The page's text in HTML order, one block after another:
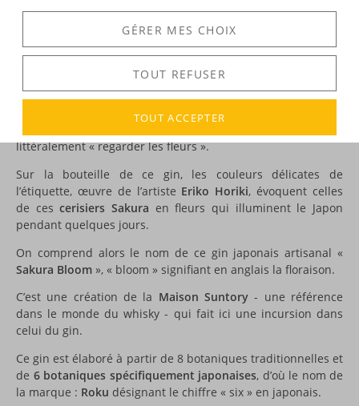
Voir tous les produits :Roku
Tous les ans au Japon, l'on célèbre lafloraison des cerisiers
littéralement « regarder les fleurs ».
Sur la bouteille de ce gin, les couleurs délicates de
l’étiquette, œuvre de l’artiste Eriko Horiki, évoquent celles
de cescerisiers Sakura en fleurs qui illuminent le Japon
pendant quelques jours.
On comprend alors le nom de ce gin japonais artisanal «
Sakura Bloom », « bloom » signifiant en anglais la floraison.
C’est une création de la Maison Suntory - une référence
dans le monde du whisky - qui fait ici une incursion dans
celui du gin.
Ce gin est élaboré à partir de 8 botaniques traditionnelles et
de 6 botaniques spécifiquement japonaises, d’où le nom de
la marque : Roku désignant le chiffre « six » en japonais.
GÉRER MES CHOIX
TOUT REFUSER
TOUT ACCEPTER